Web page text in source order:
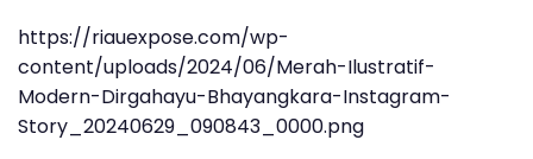
https://riauexpose.com/wp-
content/uploads/2024/06/Merah-Ilustratif-
Modern-Dirgahayu-Bhayangkara-Instagram-
Story_20240629_090843_0000.png